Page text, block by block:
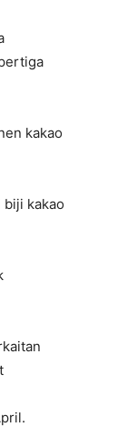
kakao
kakao